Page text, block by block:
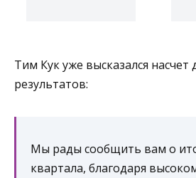
Тим Кук уже высказался насчет
результатов:
Мы рады сообщить вам о
квартала, благодаря